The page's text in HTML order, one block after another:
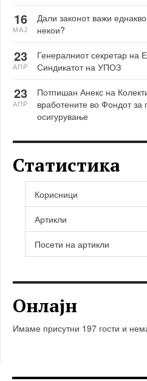
Дали законот важи
некои?
16
МАЈ
Генералниот секретар на
Синдикатот на УПОЗ
23
АПР
Потпишан Анекс на
вработените во Фондот за
осигурување
23
АПР
Статистика
Корисници
Артикли
Посети на артикли
Онлајн
Имаме присутни 197 гости и